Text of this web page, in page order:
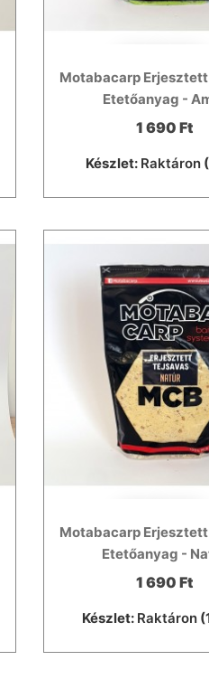
Motabacarp
Etetőanyag -
1 690 Ft
Készlet: Raktáron
Motabacarp
Etetőanyag -
1 690 Ft
Készlet: Raktáron